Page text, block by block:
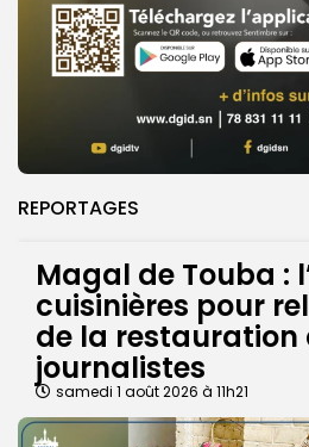
REPORTAGES
Magal de Touba :
cuisinières pour
de la restauration
journalistes
samedi 1 août 2026 à 11h21